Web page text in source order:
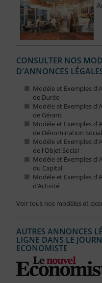
CONSULTER NOS
D'ANNONCES
Modèle et Exemples
de Durée
Modèle et Exemples
de Gérant
Modèle et Exemples
de Dénomination
Modèle et Exemples
de l'Objet Social
Modèle et Exemples
du Capital
Modèle et Exemples
d’Activité
Voir tous nos modèles et
AUTRES ANNONCES
LIGNE DANS LE
ECONOMISTE